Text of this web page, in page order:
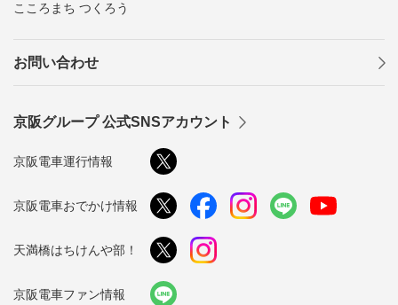
こころまち つくろう
お問い合わせ
京阪グループ 公式SNSアカウント
京阪電車運行情報
京阪電車おでかけ情報
天満橋はちけんや部！
京阪電車ファン情報